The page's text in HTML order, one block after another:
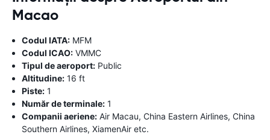
Macao
Codul IATA: MFM
Codul ICAO: VMMC
Tipul de aeroport: Public
Altitudine: 16 ft
Piste: 1
Număr de terminale: 1
Companii aeriene: Air Macau, China Eastern Airlines, China
Southern Airlines, XiamenAir etc.